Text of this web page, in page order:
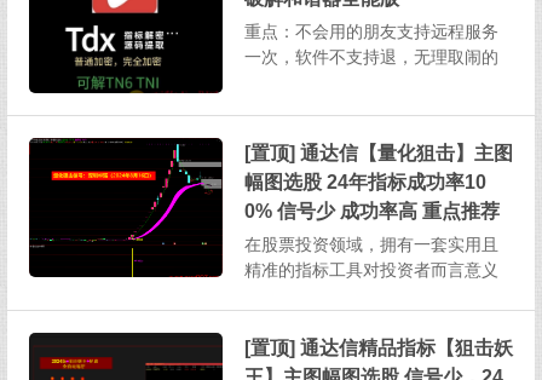
重点：不会用的朋友支持远程服务
一次，软件不支持退，无理取闹的
解软件也需要连网状态下授权使
用。本次发布的软件不用任何授
权，下载解压即用，不绑定电...
[置顶] 通达信【量化狙击】主图
幅图选股 24年指标成功率10
0% 信号少 成功率高 重点推荐
在股票投资领域，拥有一套实用且
精准的指标工具对投资者而言意义
幅图、选股以及股池等多个部分，
并且支持在手机通达信软件上操
[置顶] 通达信精品指标【狙击妖